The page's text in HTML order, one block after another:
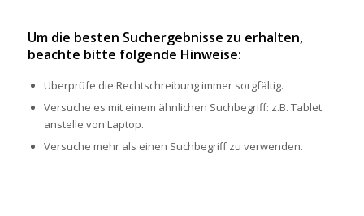
Um die besten Suchergebnisse zu erhalten,
beachte bitte folgende Hinweise:
Überprüfe die Rechtschreibung immer sorgfältig.
Versuche es mit einem ähnlichen Suchbegriff: z.B. Tablet
anstelle von Laptop.
Versuche mehr als einen Suchbegriff zu verwenden.